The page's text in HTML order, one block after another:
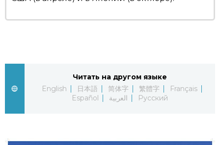
Читать на другом языке
English
日本語 简体字 繁體字
Français
Español
العربية Русский